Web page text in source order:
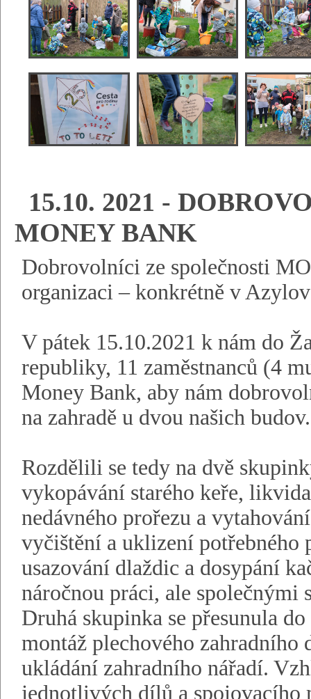
15.10. 2021 -
MONEY BANK
Dobrovolníci ze společnosti
organizaci – konkrétně v
V pátek 15.10.2021 k nám do
republiky, 11 zaměstnanců (4
Money Bank, aby nám
na zahradě u dvou našich budov.
Rozdělili se tedy na dvě
vykopávání starého keře,
nedávného prořezu a
vyčištění a uklizení potřebného
usazování dlaždic a dosypání
náročnou práci, ale společnými
Druhá skupinka se přesunula
montáž plechového
ukládání zahradního nářadí.
jednotlivých dílů a spojovacího